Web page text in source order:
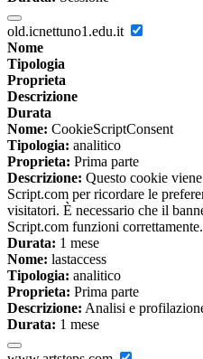
old.icnettuno1.edu.it
Nome
Tipologia
Proprieta
Descrizione
Durata
Nome: CookieScriptConsent
Tipologia: analitico
Proprieta: Prima parte
Descrizione: Questo cookie
Script.com per ricordare le
visitatori. È necessario che il
Script.com funzioni correttamente.
Durata: 1 mese
Nome: lastaccess
Tipologia: analitico
Proprieta: Prima parte
Descrizione: Analisi e
Durata: 1 mese